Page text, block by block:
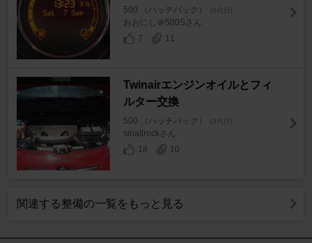
500 （ハッチバック） [3代目]
おおにし＠500Sさん
7
11
Twinairエンジンオイルとフィ
ルター交換
500 （ハッチバック） [3代目]
smallrockさん
18
10
関連する整備の一覧をもっと見る